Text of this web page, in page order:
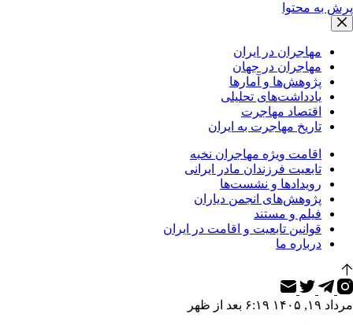
پرش به محتوا
مهاجران در ایران
مهاجران در جهان
پژوهش‌ها و آمارها
یادداشت‌های تحلیلی
اقتصاد مهاجرت
تاریخ مهاجرت به ایران
اقامت ویژه مهاجران نخبه
تابعیت فرزندان مادر ایرانی
رویدادها و نشست‌ها
پژوهش‌های انجمن دیاران
فیلم و مستند
قوانین تابعیت و اقامت در ایران
درباره ما
مرداد ۱۹, ۱۴۰۵ ۶:۱۹ بعد از ظهر